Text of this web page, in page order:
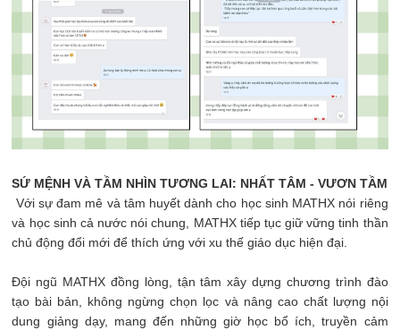
SỨ MỆNH VÀ TẦM NHÌN TƯƠNG LAI: NHẤT TÂM - VƯƠN TẦM
Với sự đam mê và tâm huyết dành cho học sinh MATHX nói riêng
và học sinh cả nước nói chung, MATHX tiếp tục giữ vững tinh thần
chủ động đổi mới để thích ứng với xu thế giáo dục hiện đại.
Đội ngũ MATHX đồng lòng, tận tâm xây dựng chương trình đào
tạo bài bản, không ngừng chọn lọc và nâng cao chất lượng nội
dung giảng dạy, mang đến những giờ học bổ ích, truyền cảm